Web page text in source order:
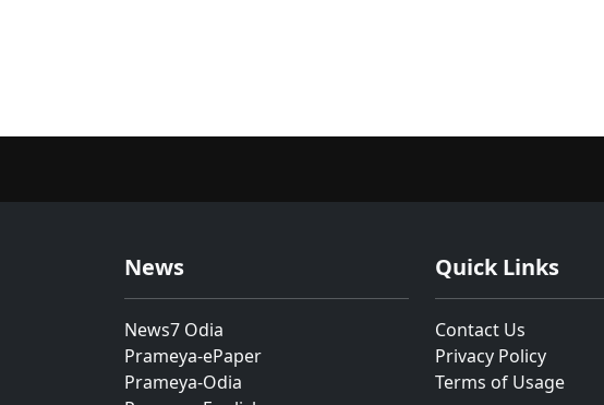
News
News7 Odia
Prameya-ePaper
Prameya-Odia
Quick Links
Contact Us
Privacy Policy
Terms of Usage